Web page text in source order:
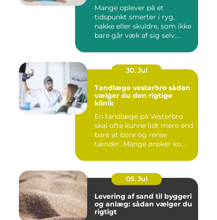
Mange oplever på et
tidspunkt smerter i ryg,
nakke eller skuldre, som ikke
bare går væk af sig selv....
30. Jul
Tandlæge vesterbro sådan
vælger du den rigtige
klinik
En tandlæge på Vesterbro
skal ofte kunne lidt mere end
bare at bore og rense
tænder. Mange ønsker ko...
05. Jul
Levering af sand til byggeri
og anlæg: sådan vælger du
rigtigt